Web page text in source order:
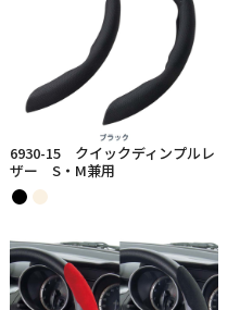
6930-15 クイックディンプルレ
ザー S・M兼用